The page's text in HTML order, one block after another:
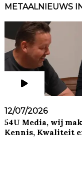
METAALNIEUWS
12/07/2026
54U Media, wij
Kennis, Kwaliteit